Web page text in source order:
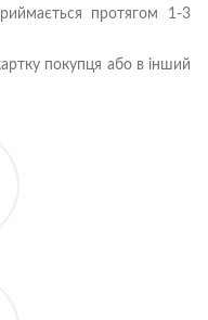
протягом 1-3
покупця або в інший